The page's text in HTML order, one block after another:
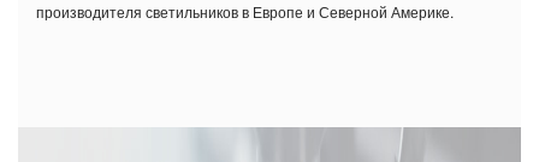
производителя светильников в Европе и Северной Америке.